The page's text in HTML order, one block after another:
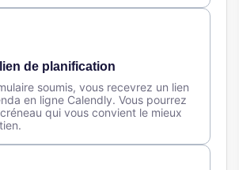
de planification
soumis, vous recevrez un lien
en ligne Calendly. Vous pourrez
qui vous convient le mieux